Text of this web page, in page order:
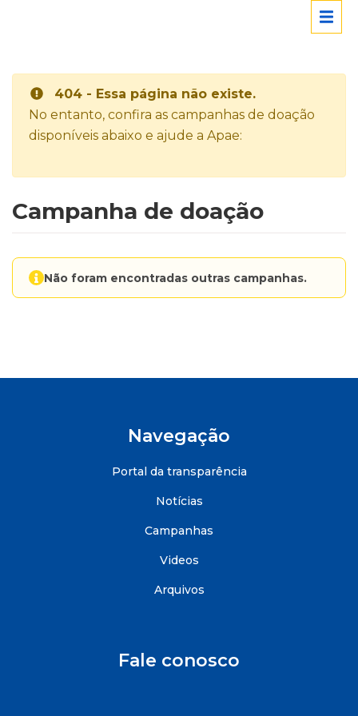
404 - Essa página não existe.
No entanto, confira as campanhas de doação
disponíveis abaixo e ajude a Apae:
Campanha de doação
Não foram encontradas outras campanhas.
Navegação
Portal da transparência
Notícias
Campanhas
Videos
Arquivos
Fale conosco